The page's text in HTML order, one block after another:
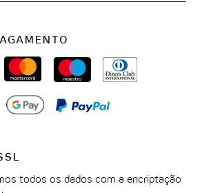
todos os dados com a encriptação